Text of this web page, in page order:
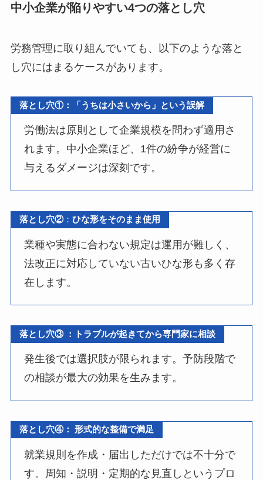
中小企業が陥りやすい4つの落とし穴
労務管理に取り組んでいても、以下のような落と
し穴にはまるケースがあります。
落とし穴①： 「うちは小さいから」という誤解
労働法は原則として企業規模を問わず適用さ
れます。中小企業ほど、1件の紛争が経営に
与えるダメージは深刻です。
落とし穴②：ひな形をそのまま使用
業種や実態に合わない規定は運用が難しく、
法改正に対応していない古いひな形も多く存
在します。
落とし穴③ ：トラブルが起きてから専門家に相談
発生後では選択肢が限られます。予防段階で
の相談が最大の効果を生みます。
落とし穴④： 形式的な整備で満足
就業規則を作成・届出しただけでは不十分で
す。周知・説明・定期的な見直しというプロ